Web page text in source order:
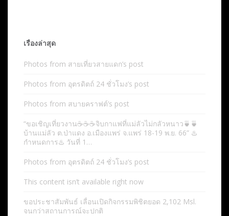
เรื่องล่าสุด
Photos from สายเที่ยวสายแดก’s post
Photos from อุตรดิตถ์ 24 ชั่วโมง’s post
Photos from สบายคราฟต์’s post
“ขอเชิญเที่ยวงาน☕️☕️☕️จิบกาแฟที่แม่ลัวไม่กลัวหนาว🍵🍵
บ้านแม่ลัว ต.ป่าแดง อ.เมืองแพร่ จ.แพร่ 18-19 พ.ย. 66” ♨️
กำหนดการ♨️ วันที่ 1…
Photos from อุตรดิตถ์ 24 ชั่วโมง’s post
This content isn’t available right now
ขอประชาสัมพันธ์ เลื่อนเปิดกิจกรรมพิชิตยอด 2,102 Msl.
จนกว่าสถานการณ์จะปกติ